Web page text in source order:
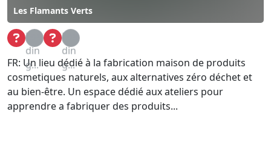
Les Flamants Verts
Loa
din
g...
Loa
din
g...
FR: Un lieu dédié à la fabrication maison de produits
cosmetiques naturels, aux alternatives zéro déchet et
au bien-être. Un espace dédié aux ateliers pour
apprendre a fabriquer des produits...